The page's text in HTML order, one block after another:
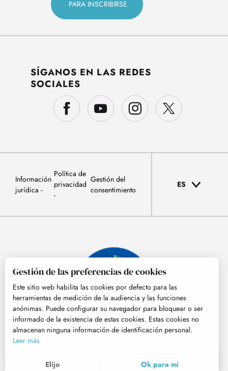
MENÚ
SÍGANOS EN LAS REDES
SOCIALES
Información
jurídica
Política de
privacidad
Gestión del
consentimiento
ES
© Tourisme Hautes-Pyrénées
Gestión de las preferencias de cookies
Este sitio web habilita las cookies por defecto para las
herramientas de medición de la audiencia y las funciones
anónimas. Puede configurar su navegador para bloquear o ser
informado de la existencia de estas cookies. Estas cookies no
almacenan ninguna información de identificación personal.
Leer más
Elijo Ok para mí